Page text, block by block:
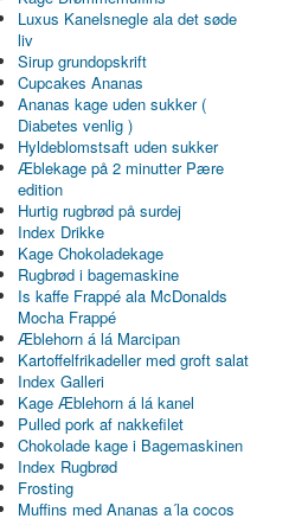
Luxus Kanelsnegle ala det søde
liv
Sirup grundopskrift
Cupcakes Ananas
Ananas kage uden sukker (
Diabetes venlig )
Hyldeblomstsaft uden sukker
Æblekage på 2 minutter Pære
edition
Hurtig rugbrød på surdej
Index Drikke
Kage Chokoladekage
Rugbrød i bagemaskine
Is kaffe Frappé ala McDonalds
Mocha Frappé
Æblehorn á lá Marcipan
Kartoffelfrikadeller med groft salat
Index Galleri
Kage Æblehorn á lá kanel
Pulled pork af nakkefilet
Chokolade kage i Bagemaskinen
Index Rugbrød
Frosting
Muffins med Ananas a´la cocos